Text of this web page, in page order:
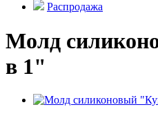
Распродажа
Молд
в 1"